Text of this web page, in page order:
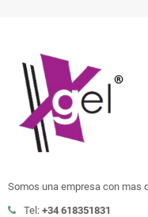
Somos una empresa con mas
Tel: +34 618351831